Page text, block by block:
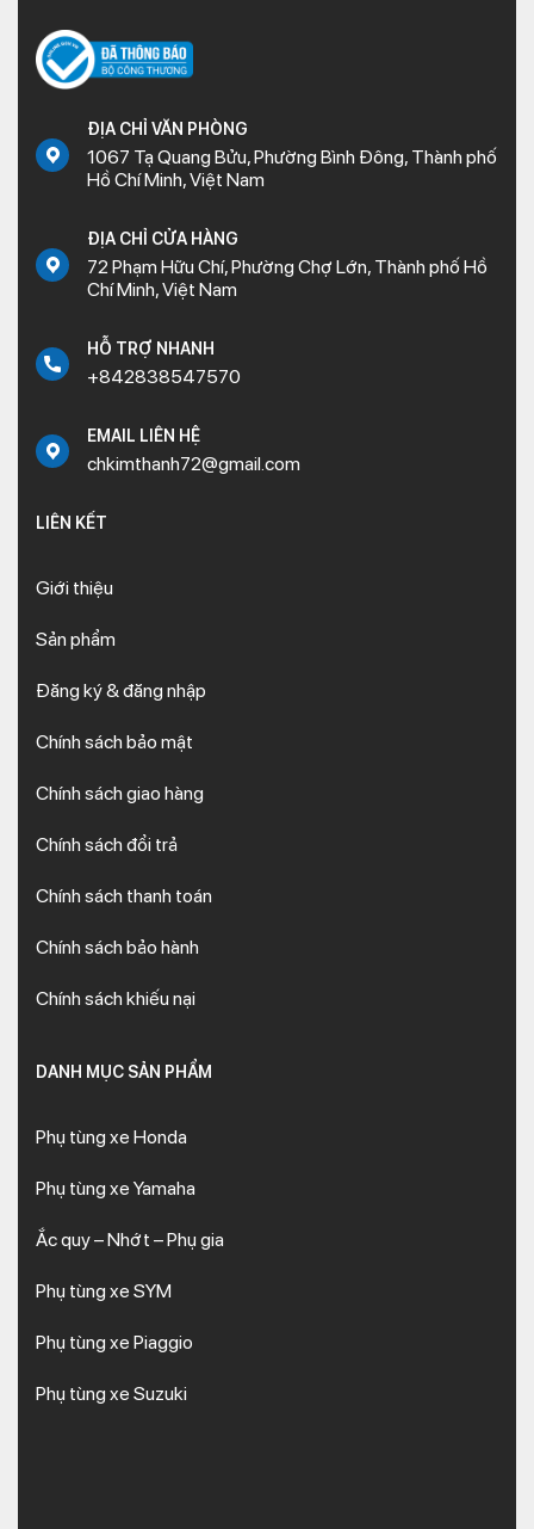
ĐỊA CHỈ VĂN PHÒNG
1067 Tạ Quang Bửu, Phường Bình Đông, Thành phố
Hồ Chí Minh, Việt Nam
ĐỊA CHỈ CỬA HÀNG
72 Phạm Hữu Chí, Phường Chợ Lớn, Thành phố Hồ
Chí Minh, Việt Nam
HỖ TRỢ NHANH
+842838547570
EMAIL LIÊN HỆ
chkimthanh72@gmail.com
LIÊN KẾT
Giới thiệu
Sản phẩm
Đăng ký & đăng nhập
Chính sách bảo mật
Chính sách giao hàng
Chính sách đổi trả
Chính sách thanh toán
Chính sách bảo hành
Chính sách khiếu nại
DANH MỤC SẢN PHẨM
Phụ tùng xe Honda
Phụ tùng xe Yamaha
Ắc quy – Nhớt – Phụ gia
Phụ tùng xe SYM
Phụ tùng xe Piaggio
Phụ tùng xe Suzuki